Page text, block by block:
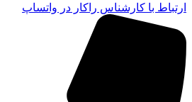
ارتباط با کارشناس راکار در واتساپ